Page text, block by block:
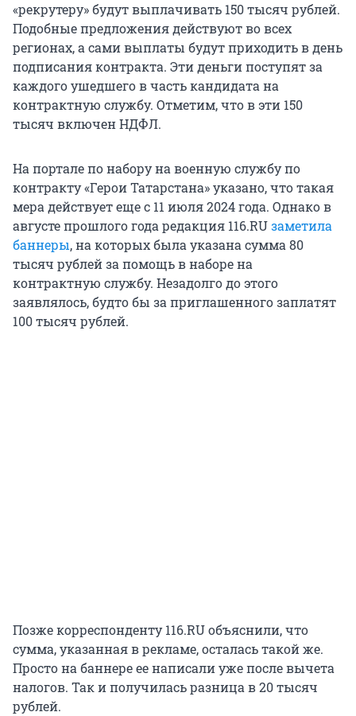
«рекрутеру» будут выплачивать 150 тысяч рублей.
Подобные предложения действуют во всех
регионах, а сами выплаты будут приходить в день
подписания контракта. Эти деньги поступят за
каждого ушедшего в часть кандидата на
контрактную службу. Отметим, что в эти 150
тысяч включен НДФЛ.
На портале по набору на военную службу по
контракту «Герои Татарстана» указано, что такая
мера действует еще с 11 июля 2024 года. Однако в
августе прошлого года редакция 116.RUзаметила
баннеры, на которых была указана сумма 80
тысяч рублей за помощь в наборе на
контрактную службу. Незадолго до этого
заявлялось, будто бы за приглашенного заплатят
100 тысяч рублей.
Позже корреспонденту 116.RU объяснили, что
сумма, указанная в рекламе, осталась такой же.
Просто на баннере ее написали уже после вычета
налогов. Так и получилась разница в 20 тысяч
рублей.